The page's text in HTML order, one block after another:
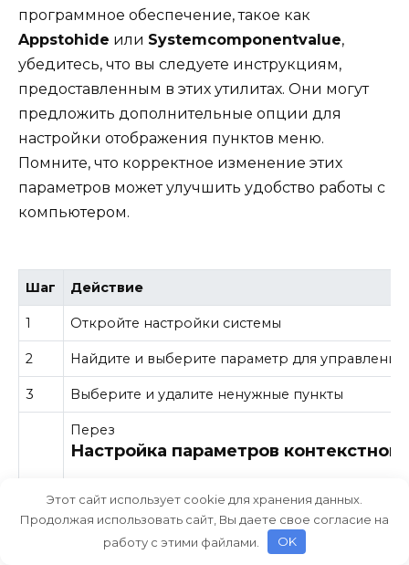
программное обеспечение, такое как
Appstohide или Systemcomponentvalue,
убедитесь, что вы следуете инструкциям,
предоставленным в этих утилитах. Они могут
предложить дополнительные опции для
настройки отображения пунктов меню.
Помните, что корректное изменение этих
параметров может улучшить удобство работы с
компьютером.
Шаг Действие
1 Откройте настройки системы
2 Найдите и выберите параметр для
3 Выберите и удалите ненужные пункты
Перез
Настройка параметров
операционной системы, предназначенного
доступа к функциям и действиям с файлами и
открываются при нажатии правой кнопкой
Этот сайт использует cookie для хранения данных.
Продолжая использовать сайт, Вы даете свое согласие на
работу с этими файлами.
OK